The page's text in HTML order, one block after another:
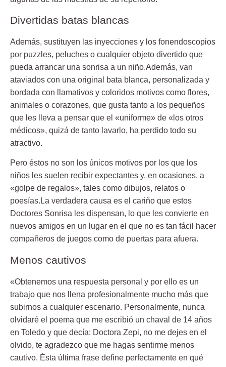
Divertidas batas blancas
Además, sustituyen las inyecciones y los fonendoscopios
por puzzles, peluches o cualquier objeto divertido que
pueda arrancar una sonrisa a un niño.Además, van
ataviados con una original bata blanca, personalizada y
bordada con llamativos y coloridos motivos como flores,
animales o corazones, que gusta tanto a los pequeños
que les lleva a pensar que el «uniforme» de «los otros
médicos», quizá de tanto lavarlo, ha perdido todo su
atractivo.
Pero éstos no son los únicos motivos por los que los
niños les suelen recibir expectantes y, en ocasiones, a
«golpe de regalos», tales como dibujos, relatos o
poesías.La verdadera causa es el cariño que estos
Doctores Sonrisa les dispensan, lo que les convierte en
nuevos amigos en un lugar en el que no es tan fácil hacer
compañeros de juegos como de puertas para afuera.
Menos cautivos
«Obtenemos una respuesta personal y por ello es un
trabajo que nos llena profesionalmente mucho más que
subirnos a cualquier escenario. Personalmente, nunca
olvidaré el poema que me escribió un chaval de 14 años
en Toledo y que decía: Doctora Zepi, no me dejes en el
olvido, te agradezco que me hagas sentirme menos
cautivo. Ésta última frase define perfectamente en qué